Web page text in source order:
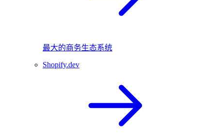
最大的商务生态系统
Shopify.dev